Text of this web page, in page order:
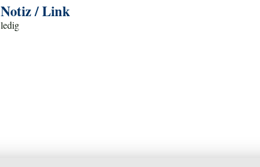
Notiz / Link
ledig